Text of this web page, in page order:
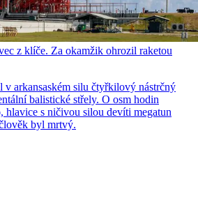
z klíče. Za okamžik ohrozil raketou
v arkansaském silu čtyřkilový nástrčný
balistické střely. O osm hodin
hlavice s ničivou silou devíti megatun
byl mrtvý.